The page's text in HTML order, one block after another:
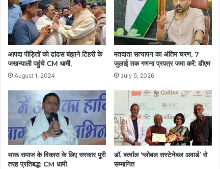
आपदा पीड़ितों को ढांढस बंझाने टिहरी के
जखन्याली पहुंचे CM धामी,
August 1, 2024
मतदाता सत्यापन का अंतिम चरण, 7
जुलाई तक गणना प्रपत्र जमा करें: डीएम
July 5, 2026
थारू समाज के विकास के लिए सरकार पूरी
तरह प्रतिबद्ध: CM धामी
डॉ. बर्त्वाल ‘ग्लोबल सस्टेनेबल अवार्ड’ से
सम्मानित